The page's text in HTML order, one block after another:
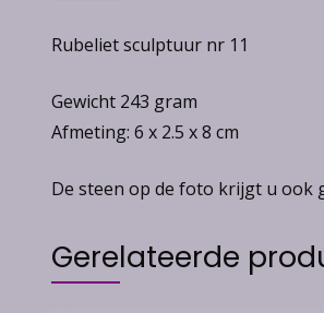
Rubeliet sculptuur nr 11
Gewicht 243 gram
Afmeting: 6 x 2.5 x 8 cm
De steen op de foto krijgt u ook
Gerelateerde